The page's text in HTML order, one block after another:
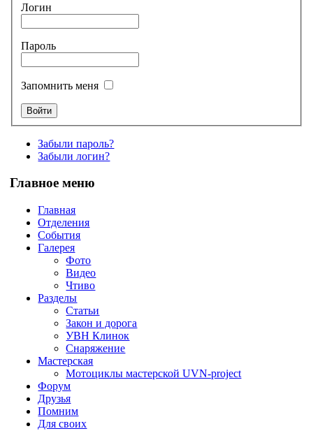
Логин
Пароль
Запомнить меня
Забыли пароль?
Забыли логин?
Главное меню
Главная
Отделения
События
Галерея
Фото
Видео
Чтиво
Разделы
Статьи
Закон и дорога
УВН Клинок
Снаряжение
Мастерская
Мотоциклы мастерской UVN-project
Форум
Друзья
Помним
Для своих